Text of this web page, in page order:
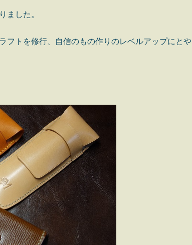
ました。
フトを修行、自信のもの作りのレベルアップにとや